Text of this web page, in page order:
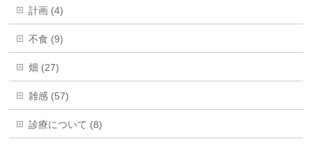
計画 (4)
不食 (9)
畑 (27)
雑感 (57)
診療について (8)